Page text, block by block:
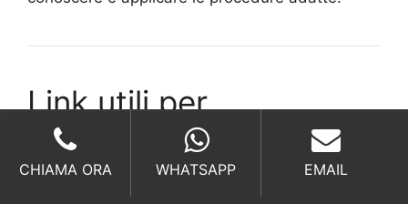
Link utili per
Derattizzazione Ratti
Centro Storico Roma
CHIAMA ORA WHATSAPP EMAIL